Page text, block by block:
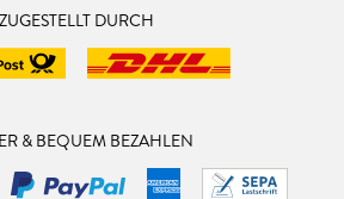
ZUGESTELLT DURCH
& BEQUEM BEZAHLEN